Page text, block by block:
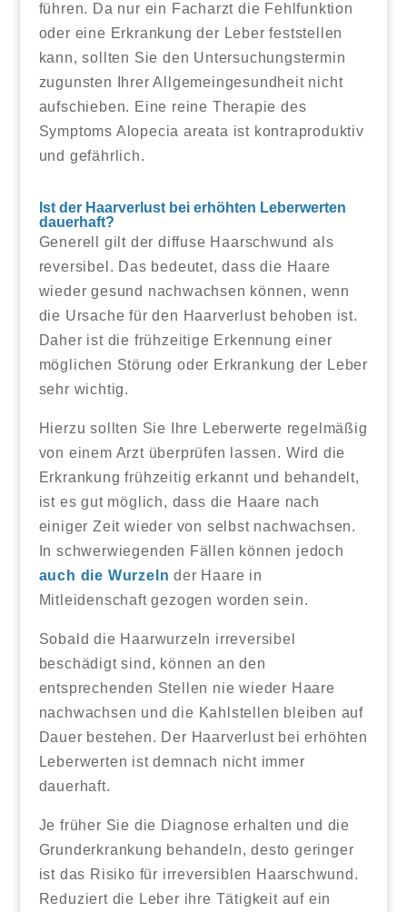
führen. Da nur ein Facharzt die Fehlfunktion
oder eine Erkrankung der Leber feststellen
kann, sollten Sie den Untersuchungstermin
zugunsten Ihrer Allgemeingesundheit nicht
aufschieben. Eine reine Therapie des
Symptoms Alopecia areata ist kontraproduktiv
und gefährlich.
Ist der Haarverlust bei erhöhten Leberwerten
dauerhaft?
Generell gilt der diffuse Haarschwund als
reversibel. Das bedeutet, dass die Haare
wieder gesund nachwachsen können, wenn
die Ursache für den Haarverlust behoben ist.
Daher ist die frühzeitige Erkennung einer
möglichen Störung oder Erkrankung der Leber
sehr wichtig.
Hierzu sollten Sie Ihre Leberwerte regelmäßig
von einem Arzt überprüfen lassen. Wird die
Erkrankung frühzeitig erkannt und behandelt,
ist es gut möglich, dass die Haare nach
einiger Zeit wieder von selbst nachwachsen.
In schwerwiegenden Fällen können jedoch
auch die Wurzeln der Haare in
Mitleidenschaft gezogen worden sein.
Sobald die Haarwurzeln irreversibel
beschädigt sind, können an den
entsprechenden Stellen nie wieder Haare
nachwachsen und die Kahlstellen bleiben auf
Dauer bestehen. Der Haarverlust bei erhöhten
Leberwerten ist demnach nicht immer
dauerhaft.
Je früher Sie die Diagnose erhalten und die
Grunderkrankung behandeln, desto geringer
ist das Risiko für irreversiblen Haarschwund.
Reduziert die Leber ihre Tätigkeit auf ein